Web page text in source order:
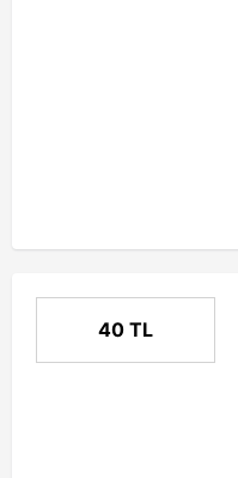
40 TL